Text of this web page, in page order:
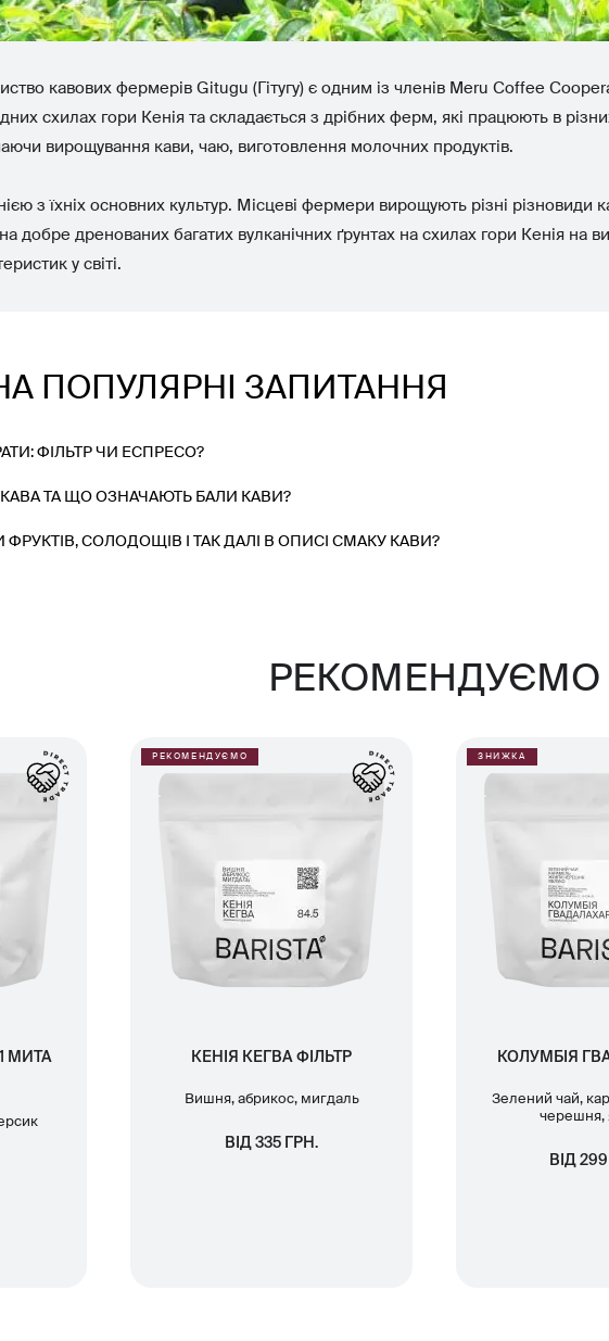
кавових фермерів Gitugu (Гітугу) є одним із членів Meru Coffee
схилах гори Кенія та складається з дрібних ферм, які працюють в
вирощування кави, чаю, виготовлення молочних продуктів.
з їхніх основних культур. Місцеві фермери вирощують різні
добре дренованих багатих вулканічних ґрунтах на схилах гори Кенія на
у світі.
ПОПУЛЯРНІ ЗАПИТАННЯ
ФІЛЬТР ЧИ ЕСПРЕСО?
ТА ЩО ОЗНАЧАЮТЬ БАЛИ КАВИ?
СОЛОДОЩІВ І ТАК ДАЛІ В ОПИСІ СМАКУ КАВИ?
РЕКОМЕНДУЄМО
МИТА
РЕКОМЕНДУЄМО
КЕНІЯ КЕГВА ФІЛЬТР
Вишня, абрикос, мигдаль
ВІД 335 ГРН.
ЗНИЖКА
КОЛУМБІЯ
Зелений чай,
черешня,
ВІД